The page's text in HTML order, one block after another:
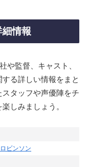
情報
や監督、キャスト、
る詳しい情報をまと
タッフや声優陣をチ
しみましょう。
ビンソン